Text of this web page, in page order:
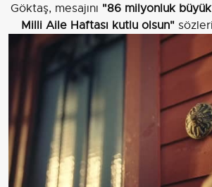
Göktaş, mesajını "86 milyonluk
Milli Aile Haftası kutlu olsun"